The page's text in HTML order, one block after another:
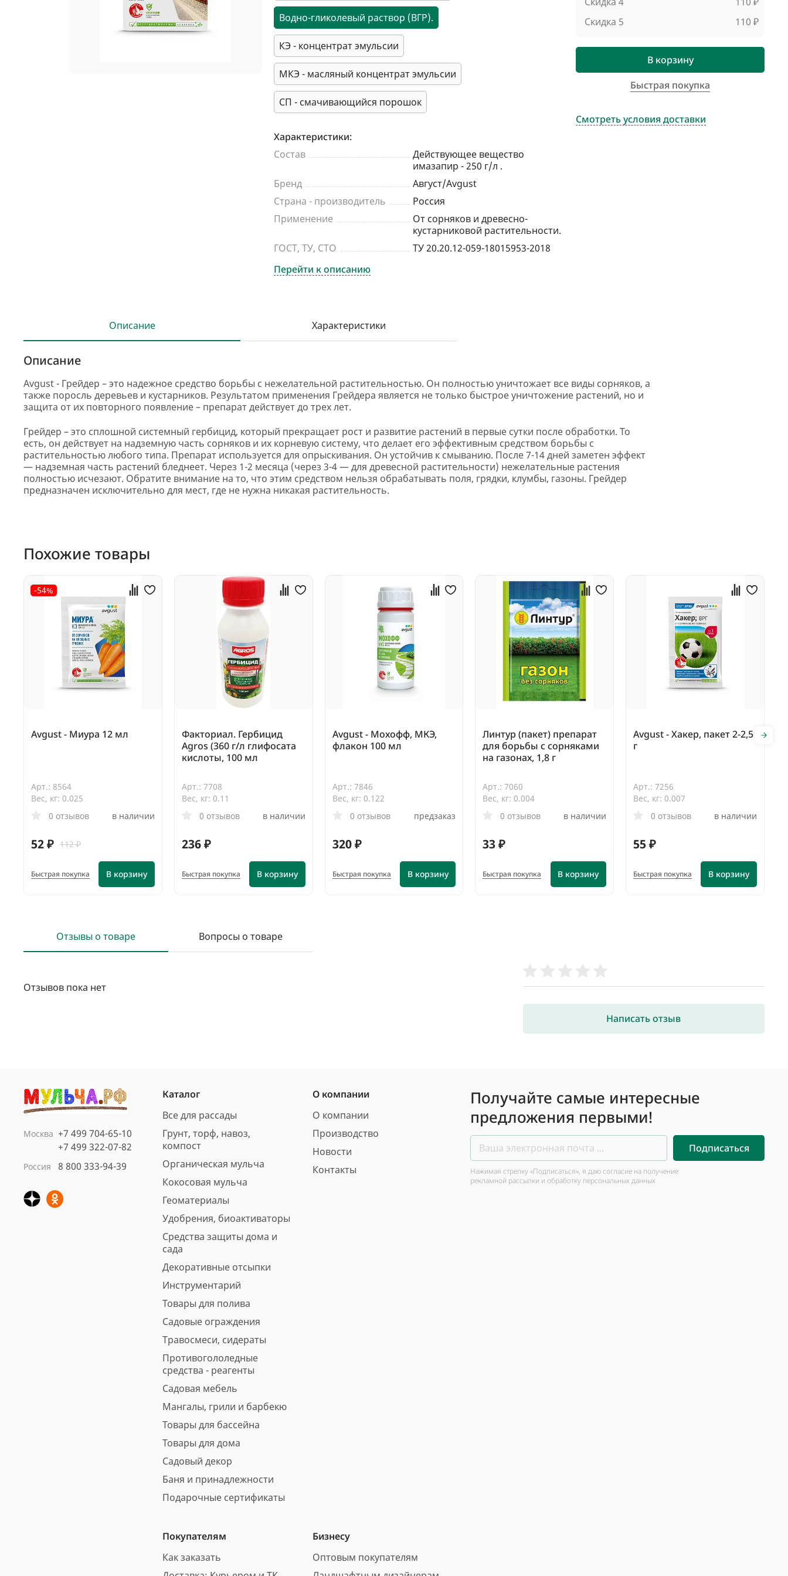
Водно-гликолевый раствор (ВГР).
КЭ - концентрат эмульсии
МКЭ - масляный концентрат эмульсии
СП - смачивающийся порошок
Характеристики:
Состав
Действующее вещество
имазапир - 250 г/л .
Бренд
Август/Avgust
Страна - производитель
Россия
Применение
От сорняков и древесно-
кустарниковой растительности.
ГОСТ, ТУ, СТО
ТУ 20.20.12-059-18015953-2018
Перейти к описанию
Скидка 5
110 ₽
В корзину
Быстрая покупка
Смотреть условия доставки
Описание Характеристики
Описание
Avgust - Грейдер – это надежное средство борьбы с нежелательной растительностью. Он полностью уничтожает все виды сорняков, а
также поросль деревьев и кустарников. Результатом применения Грейдера является не только быстрое уничтожение растений, но и
защита от их повторного появление – препарат действует до трех лет.
Грейдер – это сплошной системный гербицид, который прекращает рост и развитие растений в первые сутки после обработки. То
есть, он действует на надземную часть сорняков и их корневую систему, что делает его эффективным средством борьбы с
растительностью любого типа. Препарат используется для опрыскивания. Он устойчив к смыванию. После 7-14 дней заметен эффект
— надземная часть растений бледнеет. Через 1-2 месяца (через 3-4 — для древесной растительности) нежелательные растения
полностью исчезают. Обратите внимание на то, что этим средством нельзя обрабатывать поля, грядки, клумбы, газоны. Грейдер
предназначен исключительно для мест, где не нужна никакая растительность.
Похожие товары
-54%
Avgust - Миура 12 мл
Арт.: 8564
Вес, кг: 0.025
0 отзывов
в наличии
52 ₽ 112 ₽
В корзину
Быстрая покупка
Факториал. Гербицид
Agros (360 г/л глифосата
кислоты, 100 мл
Арт.: 7708
Вес, кг: 0.11
0 отзывов
в наличии
236 ₽
В корзину
Быстрая покупка
Avgust - Мохофф, МКЭ,
флакон 100 мл
Арт.: 7846
Вес, кг: 0.122
0 отзывов
предзаказ
320 ₽
В корзину
Быстрая покупка
Линтур (пакет) препарат
для борьбы с сорняками
на газонах, 1,8 г
Арт.: 7060
Вес, кг: 0.004
0 отзывов
в наличии
33 ₽
В корзину
Быстрая покупка
Avgust - Хакер, пакет 2-2,5
г
Арт.: 7256
Вес, кг: 0.007
0 отзывов
в наличии
55 ₽
В корзину
Быстрая покупка
Отзывы о товаре Вопросы о товаре
Написать отзыв
Отзывов пока нет
Москва +7 499 704-65-10
+7 499 322-07-82
Россия 8 800 333-94-39
Каталог
Все для рассады
Грунт, торф, навоз,
компост
Органическая мульча
Кокосовая мульча
Геоматериалы
Удобрения, биоактиваторы
Средства защиты дома и
сада
Декоративные отсыпки
Инструментарий
Товары для полива
Садовые ограждения
Травосмеси, сидераты
Противогололедные
средства - реагенты
Садовая мебель
Мангалы, грили и барбекю
Товары для бассейна
Товары для дома
Садовый декор
Баня и принадлежности
Подарочные сертификаты
О компании
О компании
Производство
Новости
Контакты
Покупателям
Как заказать
Бизнесу
Оптовым покупателям
Получайте самые интересные
предложения первыми!
Подписаться
Нажимая стрелку «Подписаться», я даю согласие на получение
рекламной рассылки и обработку персональных данных